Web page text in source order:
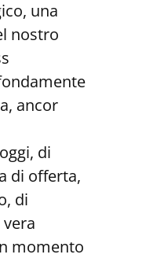
una
nostro
ancor
di
di offerta,
di
momento